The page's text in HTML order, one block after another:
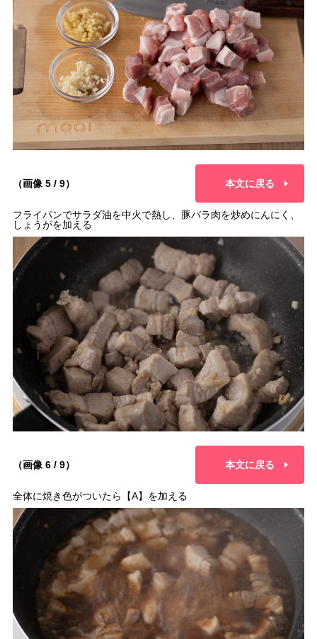
（画像 5 / 9） 本文に戻る
フライパンでサラダ油を中火で熱し、豚バラ肉を炒めにんにく、
しょうがを加える
（画像 6 / 9） 本文に戻る
全体に焼き色がついたら【A】を加える